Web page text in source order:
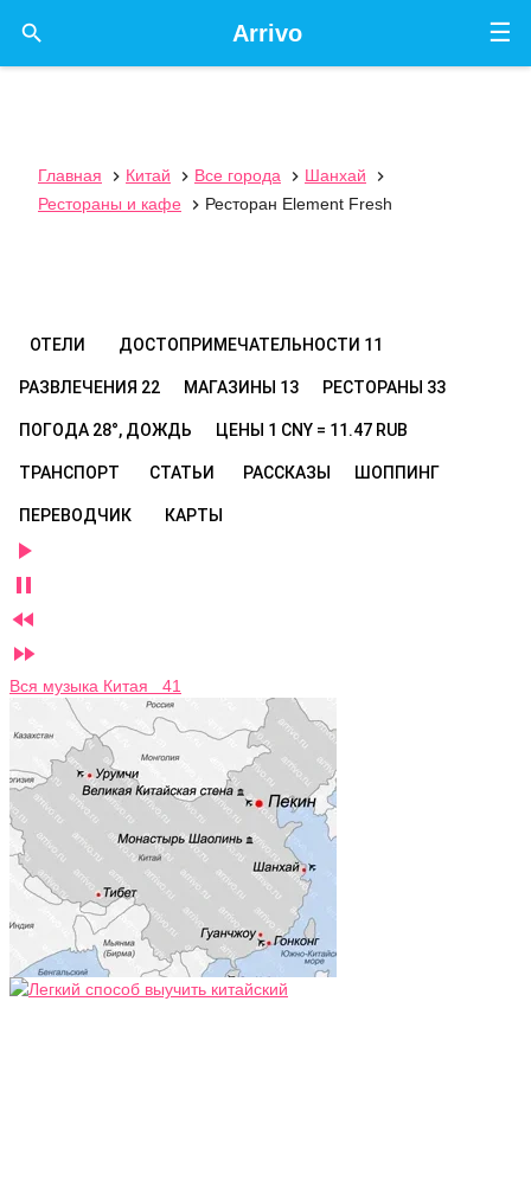
☰
Arrivo

Главная  Китай  Все города  Шанхай

Рестораны и кафе
 Ресторан Element Fresh
ОТЕЛИ ДОСТОПРИМЕЧАТЕЛЬНОСТИ 11
РАЗВЛЕЧЕНИЯ 22 МАГАЗИНЫ 13 РЕСТОРАНЫ 33
ПОГОДА 28°, ДОЖДЬ ЦЕНЫ 1 CNY = 11.47 RUB
ТРАНСПОРТ СТАТЬИ РАССКАЗЫ ШОППИНГ
ПЕРЕВОДЧИК КАРТЫ




Вся музыка Китая 41